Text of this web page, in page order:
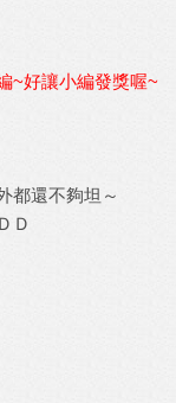
~好讓小編發獎喔~
都還不夠坦～
Ｄ